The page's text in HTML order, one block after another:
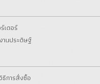
เดอร์
านประดิษฐ์
การสั่งซื้อ